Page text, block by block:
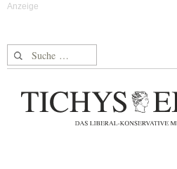
Suche nach: